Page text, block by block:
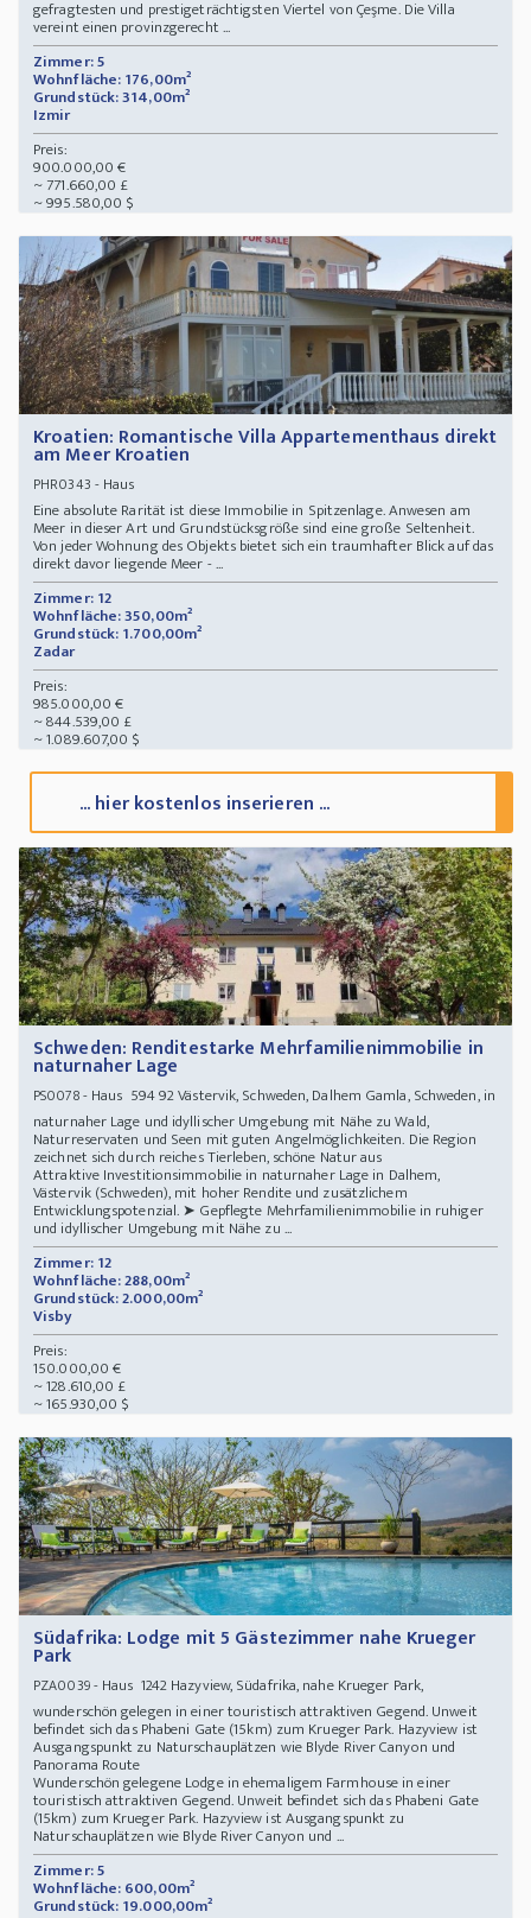
gefragtesten und prestigeträchtigsten Viertel von Çeşme. Die Villa
vereint einen provinzgerecht ...
Zimmer: 5
Wohnfläche: 176,00m²
Grundstück: 314,00m²
Izmir
Preis:
900.000,00 €
~ 771.660,00 £
~ 995.580,00 $
Kroatien: Romantische Villa Appartementhaus direkt
am Meer Kroatien
PHR0343 - Haus
Eine absolute Rarität ist diese Immobilie in Spitzenlage. Anwesen am
Meer in dieser Art und Grundstücksgröße sind eine große Seltenheit.
Von jeder Wohnung des Objekts bietet sich ein traumhafter Blick auf das
direkt davor liegende Meer - ...
Zimmer: 12
Wohnfläche: 350,00m²
Grundstück: 1.700,00m²
Zadar
Preis:
985.000,00 €
~ 844.539,00 £
~ 1.089.607,00 $
... hier kostenlos inserieren ...
Schweden: Renditestarke Mehrfamilienimmobilie in
naturnaher Lage
PS0078- Haus 594 92 Västervik, Schweden, Dalhem Gamla, Schweden, in
naturnaher Lage und idyllischer Umgebung mit Nähe zu Wald,
Naturreservaten und Seen mit guten Angelmöglichkeiten. Die Region
zeichnet sich durch reiches Tierleben, schöne Natur aus
Attraktive Investitionsimmobilie in naturnaher Lage in Dalhem,
Västervik (Schweden), mit hoher Rendite und zusätzlichem
Entwicklungspotenzial. ➤ Gepflegte Mehrfamilienimmobilie in ruhiger
und idyllischer Umgebung mit Nähe zu ...
Zimmer: 12
Wohnfläche: 288,00m²
Grundstück: 2.000,00m²
Visby
Preis:
150.000,00 €
~ 128.610,00 £
~ 165.930,00 $
Südafrika: Lodge mit 5 Gästezimmer nahe Krueger
Park
PZA0039- Haus 1242 Hazyview, Südafrika, nahe Krueger Park,
wunderschön gelegen in einer touristisch attraktiven Gegend. Unweit
befindet sich das Phabeni Gate (15km) zum Krueger Park. Hazyview ist
Ausgangspunkt zu Naturschauplätzen wie Blyde River Canyon und
Panorama Route
Wunderschön gelegene Lodge in ehemaligem Farmhouse in einer
touristisch attraktiven Gegend. Unweit befindet sich das Phabeni Gate
(15km) zum Krueger Park. Hazyview ist Ausgangspunkt zu
Naturschauplätzen wie Blyde River Canyon und ...
Zimmer: 5
Wohnfläche: 600,00m²
Grundstück: 19.000,00m²